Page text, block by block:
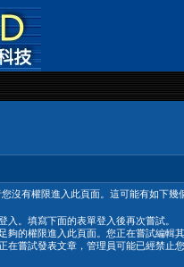
沒有權限進入此頁面。這可能有如下幾
入。填寫下面的表單登入後再次嘗試。
夠的權限進入此頁面。您正在嘗試編輯
在嘗試發表文章，管理員可能已經禁止